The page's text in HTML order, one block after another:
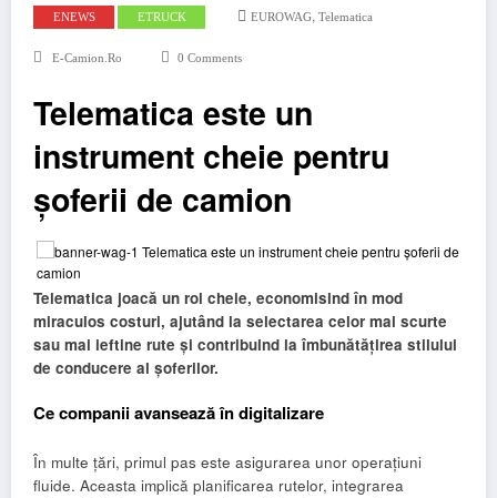
ENEWS ETRUCK EUROWAG, Telematica
E-Camion.ro 0 Comments
Telematica este un
instrument cheie pentru
șoferii de camion
Telematica joacă un rol cheie, economisind în mod
miraculos costuri, ajutând la selectarea celor mai scurte
sau mai ieftine rute și contribuind la îmbunătățirea stilului
de conducere al șoferilor.
Ce companii avansează în digitalizare
În multe țări, primul pas este asigurarea unor operațiuni
fluide. Aceasta implică planificarea rutelor, integrarea